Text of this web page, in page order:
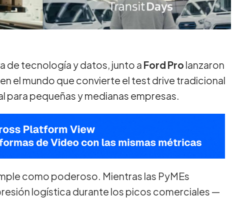
de tecnología y datos, junto a Ford Pro lanzaron
el mundo que convierte el test drive tradicional
para pequeñas y medianas empresas.
como poderoso. Mientras las PyMEs
logística durante los picos comerciales —